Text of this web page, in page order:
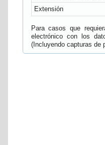
Extensión
Para casos que
electrónico con los
(Incluyendo capturas de